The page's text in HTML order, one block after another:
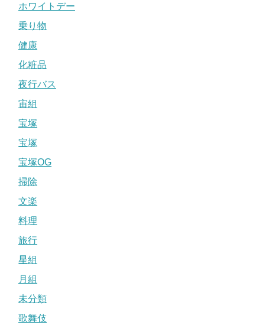
ホワイトデー
乗り物
健康
化粧品
夜行バス
宙組
宝塚
宝塚
宝塚OG
掃除
文楽
料理
旅行
星組
月組
未分類
歌舞伎